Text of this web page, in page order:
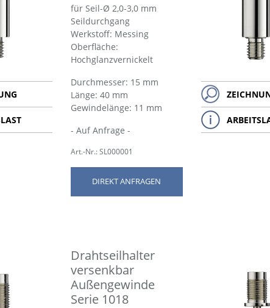
für Seil-Ø 2,0-3,0 mm
Seildurchgang
Werkstoff: Messing
Oberfläche:
Hochglanzvernickelt
Durchmesser: 15 mm
Länge: 40 mm
Gewindelänge: 11 mm
- Auf Anfrage -
Art.-Nr.: SL000001
DIREKT ANFRAGEN
Drahtseilhalter
versenkbar
Außengewinde
Serie 1018